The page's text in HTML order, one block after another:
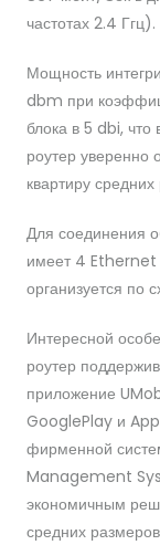
частотах 2.4 Ггц).
Мощность
dbm при
блока в 5 dbi, что
роутер
квартиру
Для соединения
имеет 4 Ethernet
организуется по
Интересной
роутер
приложение
GooglePlay и
фирменной
Management
экономичным
средних